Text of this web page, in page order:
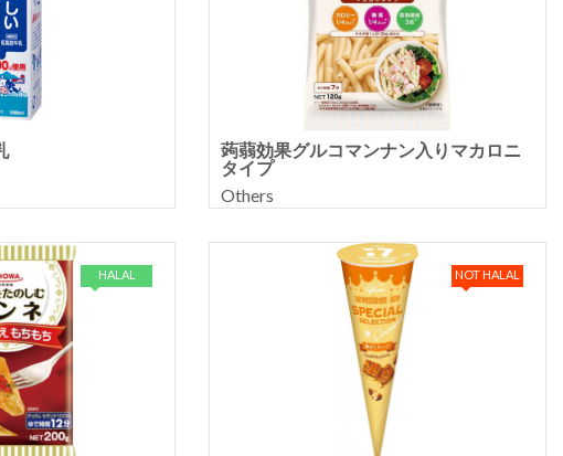
蒟蒻効果グルコマンナン入りマカロニ
タイプ
Others
HALAL NOT HALAL